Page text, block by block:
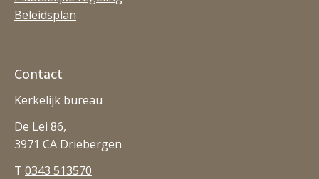
Beleidsplan
Contact
Kerkelijk bureau
De Lei 86,
3971 CA Driebergen
T 0343 513570